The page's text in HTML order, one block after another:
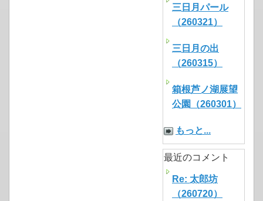
三日月パール
（260321）
三日月の出
（260315）
箱根芦ノ湖展望
公園（260301）
もっと...
最近のコメント
Re: 太郎坊
（260720）